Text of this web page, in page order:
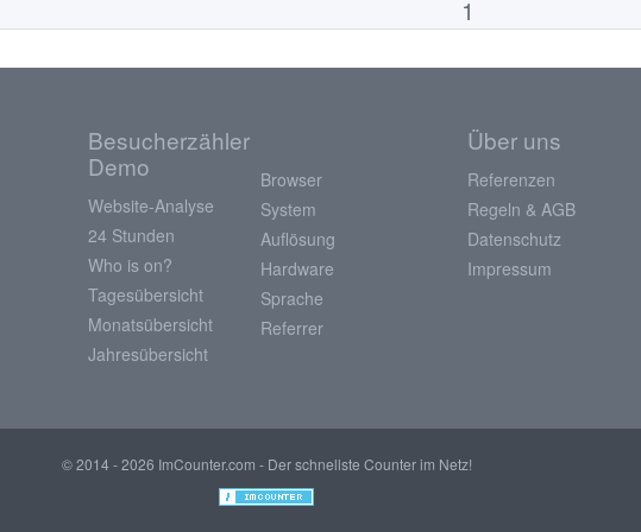
1
Besucherzähler
Demo
Website-Analyse
24 Stunden
Who is on?
Tagesübersicht
Monatsübersicht
Jahresübersicht
Browser
System
Auflösung
Hardware
Sprache
Referrer
Über uns
Referenzen
Regeln & AGB
Datenschutz
Impressum
© 2014 - 2026 ImCounter.com - Der schnellste Counter im Netz!